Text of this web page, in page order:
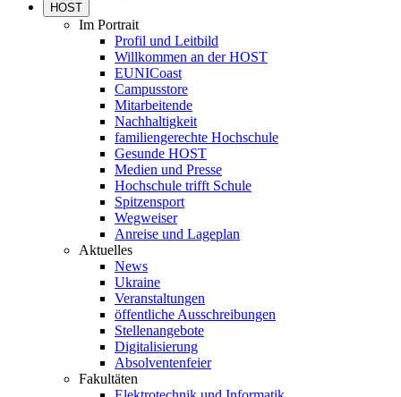
HOST
Im Portrait
Profil und Leitbild
Willkommen an der HOST
EUNICoast
Campusstore
Mitarbeitende
Nachhaltigkeit
familiengerechte Hochschule
Gesunde HOST
Medien und Presse
Hochschule trifft Schule
Spitzensport
Wegweiser
Anreise und Lageplan
Aktuelles
News
Ukraine
Veranstaltungen
öffentliche Ausschreibungen
Stellenangebote
Digitalisierung
Absolventenfeier
Fakultäten